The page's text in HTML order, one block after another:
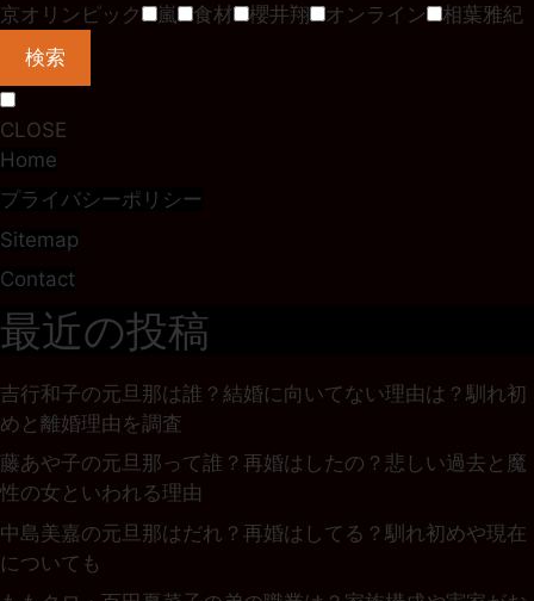
京オリンピック
嵐 食材 櫻井翔 オンライン
相葉雅紀
検索
CLOSE
Home
プライバシーポリシー
Sitemap
Contact
最近の投稿
吉行和子の元旦那は誰？結婚に向いてない理由は？馴れ初
めと離婚理由を調査
藤あや子の元旦那って誰？再婚はしたの？悲しい過去と魔
性の女といわれる理由
中島美嘉の元旦那はだれ？再婚はしてる？馴れ初めや現在
についても